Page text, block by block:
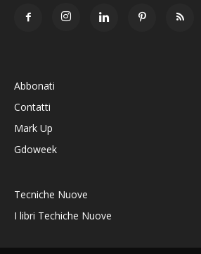
Abbonati
Contatti
Mark Up
Gdoweek
Tecniche Nuove
I libri Techiche Nuove